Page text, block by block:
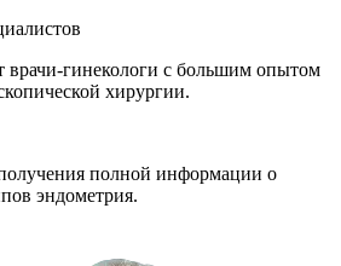
гинекологи с большим опытом
хирургии.
полной информации о
эндометрия.